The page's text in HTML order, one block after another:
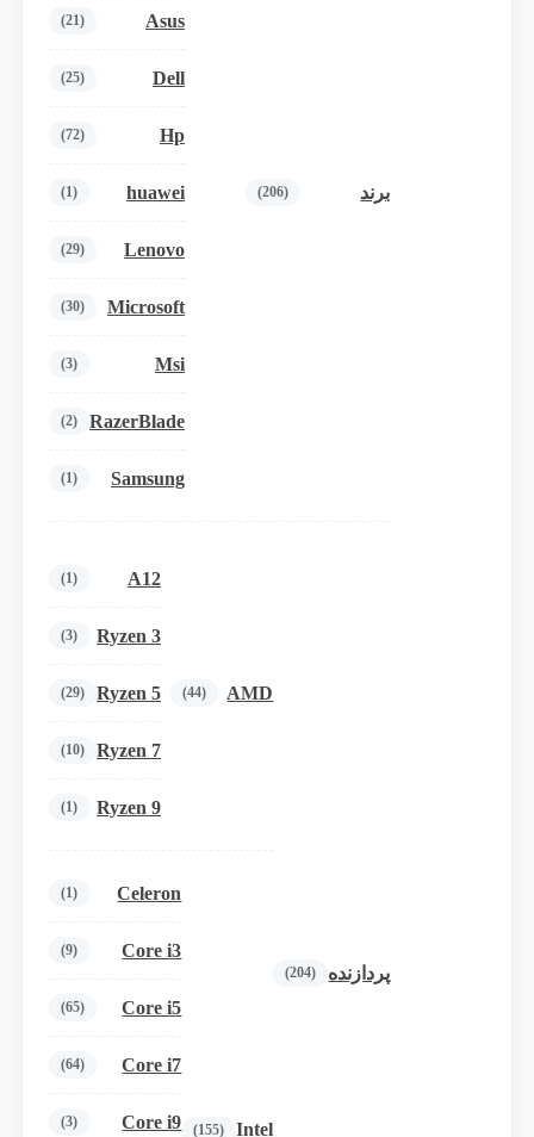
برند (206)
Asus
(21)
Dell
(25)
Hp
(72)
huawei
(1)
Lenovo
(29)
Microsoft
(30)
Msi
(3)
RazerBlade
(2)
Samsung
(1)
پردازنده (204)
AMD
(44)
A12
(1)
Ryzen 3
(3)
Ryzen 5
(29)
Ryzen 7
(10)
Ryzen 9
(1)
Intel
(155)
Celeron
(1)
Core i3
(9)
Core i5
(65)
Core i7
(64)
Core i9
(3)